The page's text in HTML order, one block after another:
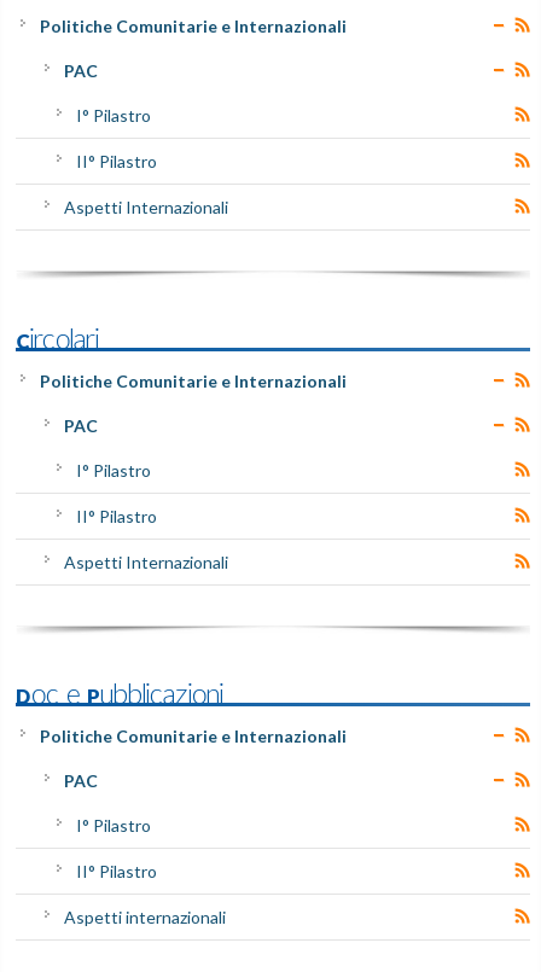
Politiche Comunitarie e Internazionali
PAC
I° Pilastro
II° Pilastro
Aspetti Internazionali
Circolari
Politiche Comunitarie e Internazionali
PAC
I° Pilastro
II° Pilastro
Aspetti Internazionali
Doc e Pubblicazioni
Politiche Comunitarie e Internazionali
PAC
I° Pilastro
II° Pilastro
Aspetti internazionali